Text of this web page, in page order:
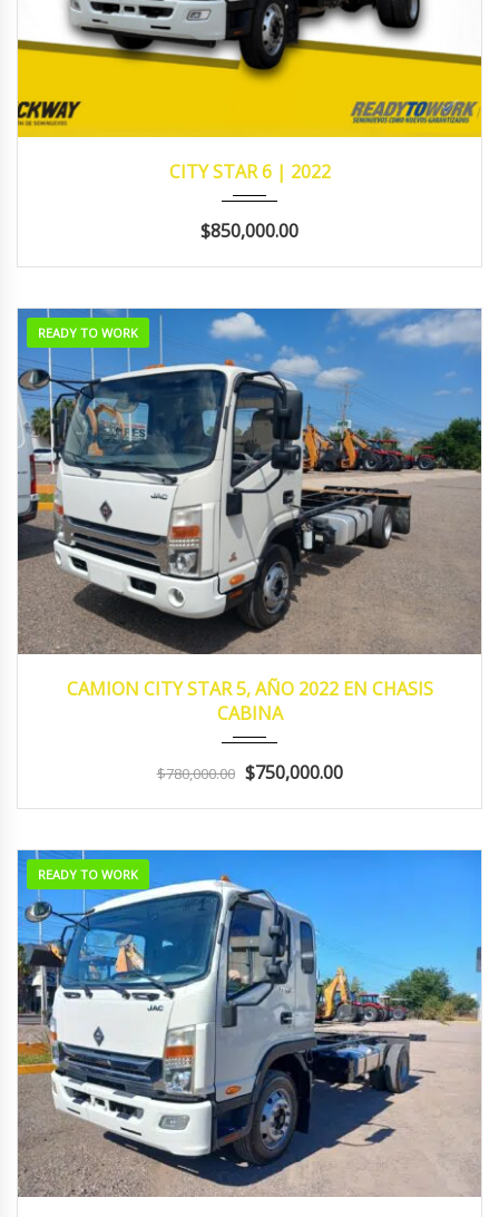
CITY STAR 6 | 2022
$850,000.00
READY TO WORK
CAMION CITY STAR 5, AÑO 2022 EN CHASIS
CABINA
$780,000.00 $750,000.00
READY TO WORK